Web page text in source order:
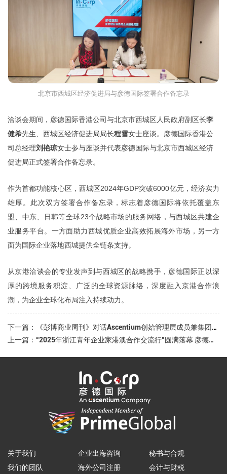
北京市西城区经济促进局与彦德国际签署合作备忘录
洽谈会期间，彦德国际香港公司与北京市西城区人民政府副区长李
健希先生、西城区经济促进局局长程雪女士座谈。彦德国际香港公
司总经理刘艳琼女士参与座谈并代表彦德国际与北京市西城区经济
促进局正式签署合作备忘录。
作为首都功能核心区，西城区2024年GDP突破6000亿元，经济实力
雄厚。此次双方签署合作备忘录，标志着彦德国际将依托覆盖东
盟、中东、日韩等全球23个战略市场的服务网络，与西城区共建企
业服务平台。一方面助力西城优质企业高效拓展海外市场，另一方
面为国际企业落地西城提供全链条支持。
从京港洽谈会的专业发声到与西城区的战略携手， 彦德国际正以深
厚的跨境服务积淀、
广泛的全球资源脉络，深度融入京港合作浪
潮，为企业全球化布局注入持续动力。
下一篇：《彭博商业周刊》对话Ascentium创始管理层成员兼集团行政总裁杨斌官
上一篇：“2025年浙江青年企业家港澳合作交流行”圆满落幕 彦德国际助力浙企出海逐梦
关于我们
我们的团队
企业出海咨询
海外公司注册
秘书与合规
会计与财税